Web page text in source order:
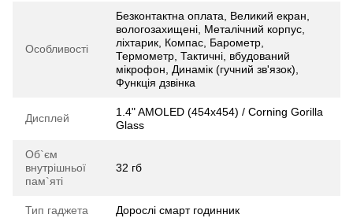
Особливості
Безконтактна оплата, Великий екран,
вологозахищені, Металічний корпус,
ліхтарик, Компас, Барометр,
Термометр, Тактичні, вбудований
мікрофон, Динамік (гучний зв'язок),
Функція дзвінка
Дисплей
1.4" AMOLED (454x454) / Corning Gorilla
Glass
Об`єм
внутрішньої
пам`яті
32 гб
Тип гаджета Дорослі смарт годинник